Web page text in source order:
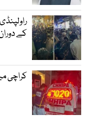
کے دوران 6 سالہ بچی پراسرار طور پر
کراچی